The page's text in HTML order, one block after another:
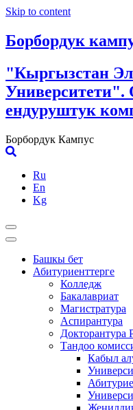
Skip to content
Борбордук
"Кыргызстан
ендуруштук
Борбордук Кампус
Ru
En
Kg
Башкы бет
Абитуриенттерге
Колледж
Бакалавриат
Магистратура
Аспирантура
Докторантура
Тандоо
Кабыл